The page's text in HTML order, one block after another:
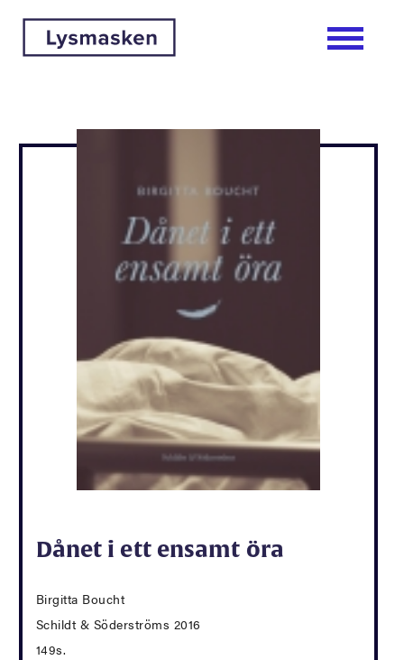
Dånet i ett ensamt öra
Birgitta Boucht
Schildt & Söderströms 2016
149s.